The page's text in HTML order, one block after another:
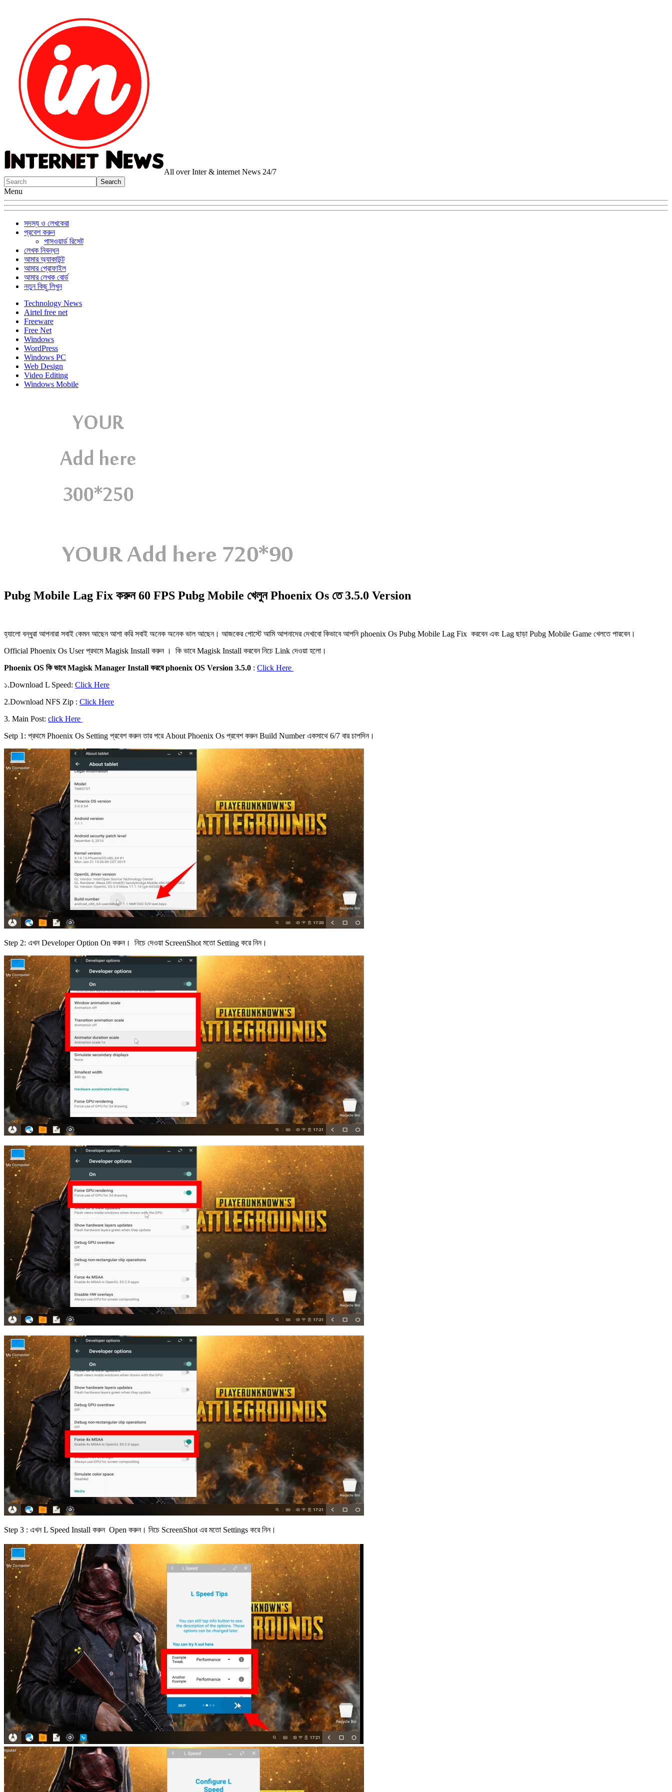
All over Inter & internet News 24/7
Menu
সদস্য ও লেখকেরা
প্রবেশ করুন
পাসওয়ার্ড রিসেট
লেখক নিবন্ধন
আমার অ্যাকাউন্ট
আমার প্রোফাইল
আমার লেখক বোর্ড
নতুন কিছু লিখুন
Technology News
Airtel free net
Freeware
Free Net
Windows
WordPress
Windows PC
Web Design
Video Editing
Windows Mobile
Pubg Mobile Lag Fix করুন 60 FPS Pubg Mobile খেলুন Phoenix Os তে 3.5.0 Version
হ্যালো বন্ধুরা আপনারা সবাই কেমন আছেন আশা করি সবাই অনেক অনেক ভাল আছেন। আজকের পোস্টে আমি আপনাদের দেখাবো কিভাবে আপনি phoenix Os Pubg Mobile Lag Fix করবেন এবং Lag ছাড়া Pubg Mobile Game খেলতে পারবেন।
Official Phoenix Os User প্রথমে Magisk Install করুন । কি ভাবে Magisk Install করবেন নিচে Link দেওয়া হলো।
Phoenix OS কি ভাবে Magisk Manager Install করবে phoenix OS Version 3.5.0 : Click Here
১.Download L Speed: Click Here
2.Download NFS Zip : Click Here
3. Main Post: click Here
Setp 1: প্রথমে Phoenix Os Setting প্রবেশ করুন তার পরে About Phoenix Os প্রবেশ করুন Build Number একসাথে 6/7 বার চাপদিন।
Step 2: এখন Developer Option On করুন। নিচে দেওয়া ScreenShot মতো Setting করে নিন।
Step 3 : এখন L Speed Install করুন Open করুন। নিচে ScreenShot এর মতো Settings করে নিন।